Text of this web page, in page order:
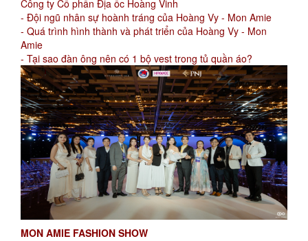
Công ty Cổ phần Địa ốc Hoàng Vinh
- Đội ngũ nhân sự hoành tráng của Hoàng Vy - Mon Amie
- Quá trình hình thành và phát triển của Hoàng Vy - Mon
Amie
- Tại sao đàn ông nên có 1 bộ vest trong tủ quần áo?
MON AMIE FASHION SHOW